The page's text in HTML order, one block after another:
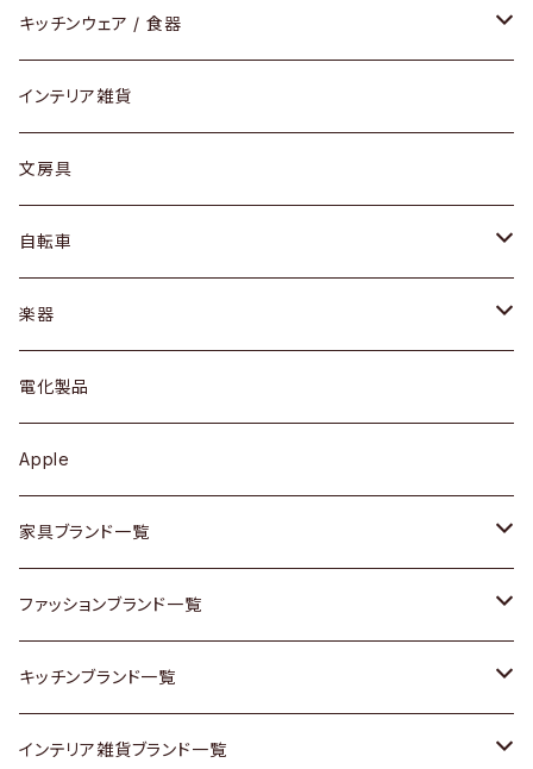
ダイニングセット / ダイニングテーブル
ローテーブル / サイドテーブル
デスク / コンソール
ドレッサー
シェルフ
キュリオケース / 飾り棚
カップボード / 食器棚
チェスト
その他家具
Vintageヴィンテージ / Antiqueアンティーク
Designers / デザイナーズ
テーブルランプ / デスクスタンド
フロアライト
アクセサリー
リング
ピアス / イヤリング
財布
バッグ
アウター
トップス
ワンピース
ボトムス
靴
スカーフ
腕時計
Vintage / ヴィンテージ
キッチンウェア / 食器
グラス / タンブラー
カップ / マグ
プレート / ボウル
カトラリー
ケトル / ティーポット
鍋 / フライパン
Vintage / ヴィンテージ
銀製品
和物 / 作家物
その他キッチン雑貨
インテリア雑貨
文房具
自転車
dahon
楽器
ギター
ベース
その他楽器
電化製品
Apple
家具ブランド一覧
ACME Furniture / アクメ ファニチャー
ACTUS / アクタス
arflex / アルフレックス
ファッションブランド一覧
agnes b / アニエス ベー
BALLY / バリー
キッチンブランド一覧
ARABIA / アラビア
インテリア雑貨ブランド一覧